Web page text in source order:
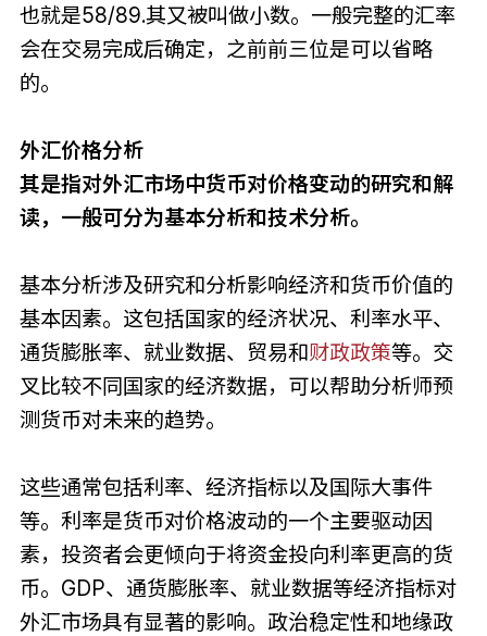
也就是58/89.其又被叫做小数。一般完整的汇率
会在交易完成后确定，之前前三位是可以省略
的。
外汇价格分析
其是指对外汇市场中货币对价格变动的研究和解
读，一般可分为基本分析和技术分析。
基本分析涉及研究和分析影响经济和货币价值的
基本因素。这包括国家的经济状况、利率水平、
通货膨胀率、就业数据、贸易和财政政策等。交
叉比较不同国家的经济数据，可以帮助分析师预
测货币对未来的趋势。
这些通常包括利率、经济指标以及国际大事件
等。利率是货币对价格波动的一个主要驱动因
素，投资者会更倾向于将资金投向利率更高的货
币。GDP、通货膨胀率、就业数据等经济指标对
外汇市场具有显著的影响。政治稳定性和地缘政